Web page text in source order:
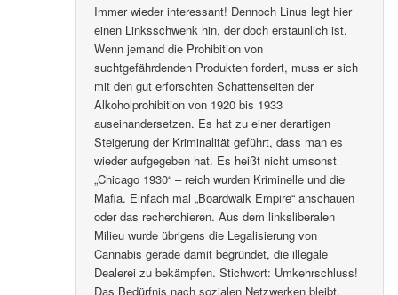
Immer wieder interessant! Dennoch Linus legt hier
einen Linksschwenk hin, der doch erstaunlich ist.
Wenn jemand die Prohibition von
suchtgefährdenden Produkten fordert, muss er sich
mit den gut erforschten Schattenseiten der
Alkoholprohibition von 1920 bis 1933
auseinandersetzen. Es hat zu einer derartigen
Steigerung der Kriminalität geführt, dass man es
wieder aufgegeben hat. Es heißt nicht umsonst
„Chicago 1930“ – reich wurden Kriminelle und die
Mafia. Einfach mal „Boardwalk Empire“ anschauen
oder das recherchieren. Aus dem linksliberalen
Milieu wurde übrigens die Legalisierung von
Cannabis gerade damit begründet, die illegale
Dealerei zu bekämpfen. Stichwort: Umkehrschluss!
Das Bedürfnis nach sozialen Netzwerken bleibt,